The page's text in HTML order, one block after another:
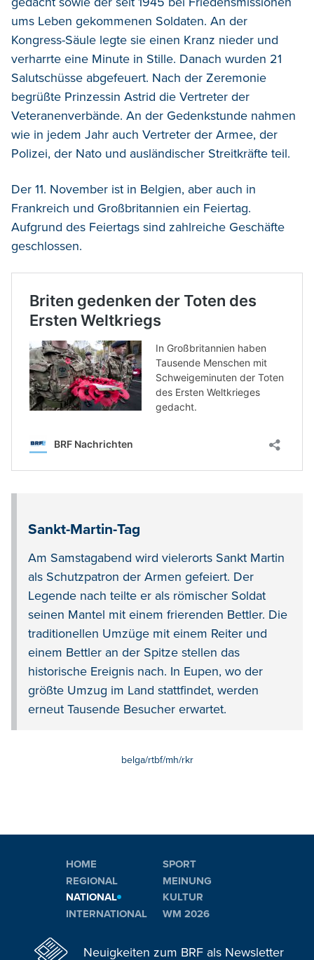
ums Leben gekommenen Soldaten. An der
Kongress-Säule legte sie einen Kranz nieder und
verharrte eine Minute in Stille. Danach wurden 21
Salutschüsse abgefeuert. Nach der Zeremonie
begrüßte Prinzessin Astrid die Vertreter der
Veteranenverbände. An der Gedenkstunde nahmen
wie in jedem Jahr auch Vertreter der Armee, der
Polizei, der Nato und ausländischer Streitkräfte teil.
Der 11. November ist in Belgien, aber auch in
Frankreich und Großbritannien ein Feiertag.
Aufgrund des Feiertags sind zahlreiche Geschäfte
geschlossen.
Sankt-Martin-Tag
Am Samstagabend wird vielerorts Sankt Martin
als Schutzpatron der Armen gefeiert. Der
Legende nach teilte er als römischer Soldat
seinen Mantel mit einem frierenden Bettler. Die
traditionellen Umzüge mit einem Reiter und
einem Bettler an der Spitze stellen das
historische Ereignis nach. In Eupen, wo der
größte Umzug im Land stattfindet, werden
erneut Tausende Besucher erwartet.
belga/rtbf/mh/rkr
HOME
REGIONAL
NATIONAL
INTERNATIONAL
SPORT
MEINUNG
KULTUR
WM 2026
Neuigkeiten zum BRF als Newsletter